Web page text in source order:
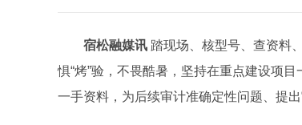
宿松融媒讯 踏现场、核型号、查资料
惧“烤”验，不畏酷暑，坚持在重点建设项
一手资料，为后续审计准确定性问题、提